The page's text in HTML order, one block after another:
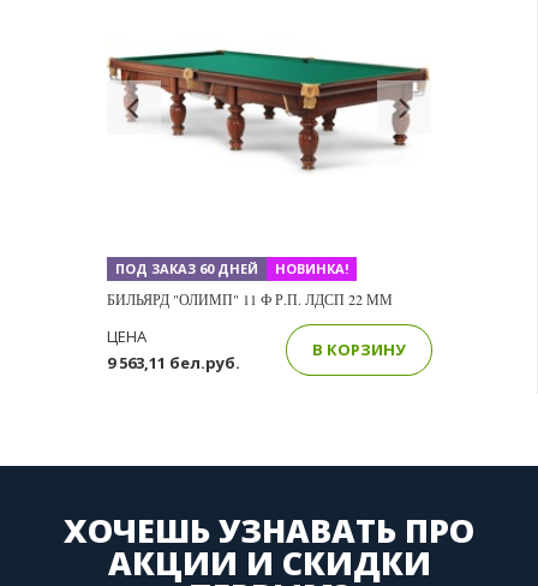
Previous Next
ПОД ЗАКАЗ 60 ДНЕЙ НОВИНКА!
БИЛЬЯРД "ОЛИМП" 11 Ф Р.П. ЛДСП 22 ММ
9 563,11 бел.руб.
ЦЕНА
В КОРЗИНУ
ХОЧЕШЬ УЗНАВАТЬ ПРО
АКЦИИ И СКИДКИ